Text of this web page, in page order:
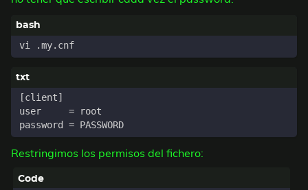
Restringimos los permisos del fichero: